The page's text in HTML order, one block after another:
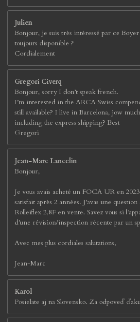
Julien
Bonjour, je suis très intéressé par ce
toujours disponible ?
Cordialement
Gregori Civerq
Bonjour, sorry I don’t speak french.
I’m interested in the ARCA Swiss
still available? I live in Barcelona, jow
including the express shipping? Best
Gregori
Jean-Marc Lancelin
Bonjour,
Je vous avais acheté un FOCA UR en
satisfait après 2 années. J'avas une
Rolleiflex 2,8F en vente. Savez vous si
d'une révision/inspection récente par un
Avec mes plus cordiales salutations,
Jean-Marc
Karol
Posielate aj na Slovensko. Za odpoveď